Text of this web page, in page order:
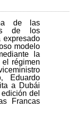
de las
de los
expresado
modelo
la
régimen
Eduardo
a Dubái
del
Francas